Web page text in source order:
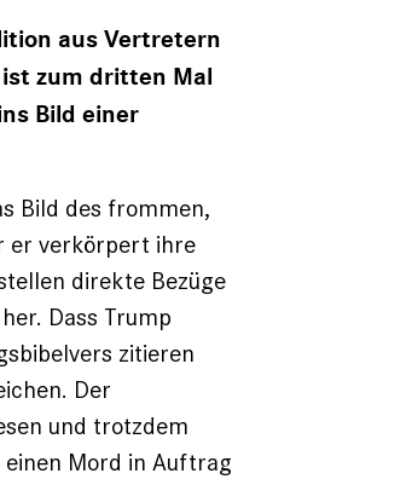
aus Vertretern
zum dritten Mal
Bild einer
Bild des frommen,
er verkörpert ihre
direkte Bezüge
Dass Trump
zitieren
Der
und trotzdem
einen Mord in Auftrag